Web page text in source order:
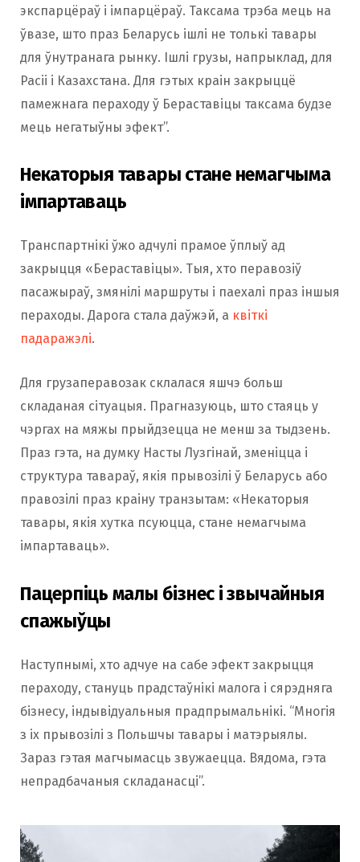
экспарцёраў і імпарцёраў. Таксама трэба мець на
ўвазе, што праз Беларусь ішлі не толькі тавары
для ўнутранага рынку. Ішлі грузы, напрыклад, для
Расіі і Казахстана. Для гэтых краін закрыццё
памежнага пераходу ў Бераставіцы таксама будзе
мець негатыўны эфект”.
Некаторыя тавары стане немагчыма
імпартаваць
Транспартнікі ўжо адчулі прамое ўплыў ад
закрыцця «Бераставіцы». Тыя, хто перавозіў
пасажыраў, змянілі маршруты і паехалі праз іншыя
пераходы. Дарога стала даўжэй, а квіткі
падаражэлі.
Для грузаперавозак склалася яшчэ больш
складаная сітуацыя. Прагназуюць, што стаяць у
чэргах на мяжы прыйдзецца не менш за тыдзень.
Праз гэта, на думку Насты Лузгінай, зменіцца і
структура тавараў, якія прывозілі ў Беларусь або
правозілі праз краіну транзытам: «Некаторыя
тавары, якія хутка псуюцца, стане немагчыма
імпартаваць».
Пацерпіць малы бізнес і звычайныя
спажыўцы
Наступнымі, хто адчуе на сабе эфект закрыцця
пераходу, стануць прадстаўнікі малога і сярэдняга
бізнесу, індывідуальныя прадпрымальнікі. “Многія
з іх прывозілі з Польшчы тавары і матэрыялы.
Зараз гэтая магчымасць звужаецца. Вядома, гэта
непрадбачаныя складанасці”.